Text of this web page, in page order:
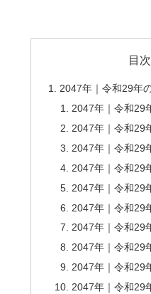
目次
2047年｜令和29年
2047年｜令和29
2047年｜令和29
2047年｜令和29
2047年｜令和29
2047年｜令和29
2047年｜令和29
2047年｜令和29
2047年｜令和29
2047年｜令和29
2047年｜令和29